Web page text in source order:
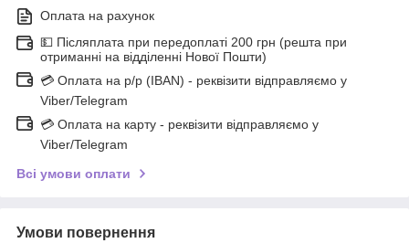
Оплата на рахунок
💵 Післяплата при передоплаті 200 грн (решта при
отриманні на відділенні Нової Пошти)
💳 Оплата на р/р (IBAN) - реквізити відправляємо у
Viber/Telegram
💳 Оплата на карту - реквізити відправляємо у
Viber/Telegram
Всі умови оплати
Умови повернення